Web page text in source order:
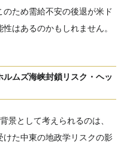
ため需給不安の後退が米ド
はあるのかもしれません。
ルムズ海峡封鎖リスク・ヘッ
景として考えられるのは、
た中東の地政学リスクの影